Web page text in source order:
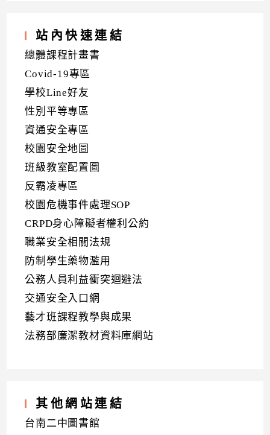
站內快速連結
總體課程計畫書
Covid-19專區
學校Line好友
性別平等專區
資通安全專區
校園安全地圖
班級教室配置圖
反霸凌專區
校園危機事件處理SOP
CRPD身心障礙者權利公約
職業安全相關法規
防制學生藥物濫用
公務人員利益衝突迴避法
交通安全入口網
藝才班課程教學與成果
法務部廉潔教材資料庫網站
其他網站連結
台南二中圖書館